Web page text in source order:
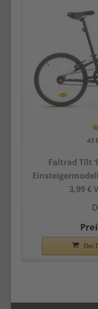
43
Faltrad Tilt
3,99 €
Bei